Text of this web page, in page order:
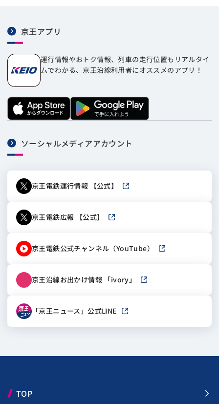
京王アプリ
運行情報やおトク情報、列車の走行位置もリアルタイ
ムでわかる、京王沿線利用者にオススメのアプリ！
ソーシャルメディアアカウント
京王電鉄運行情報 【公式】 新しいウィンドウで開きます
京王電鉄広報 【公式】 新しいウィンドウで開きます
京王電鉄公式チャンネル（YouTube） 新しいウィンドウ
京王沿線お出かけ情報 「ivory」 新しいウィンドウで開き
「京王ニュース」公式LINE 新しいウィンドウで開きます
TOP